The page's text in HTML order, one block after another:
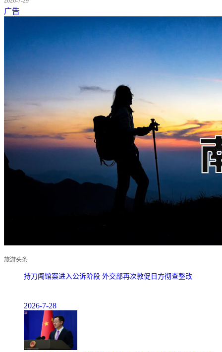
广告
旅游头条
持刀闯馆案进入公诉阶段 外交部再次敦促日方彻查整改
2026-7-28